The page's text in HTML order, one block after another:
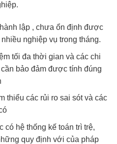
lập , chưa ổn định được
nghiệp vụ trong tháng.
tối đa thời gian và các chi
bảo đảm được tính đúng
thiểu các rủi ro sai sót và các
có hệ thống kế toán trì trệ,
quy định với của pháp